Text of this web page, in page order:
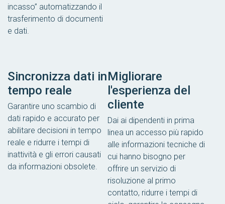
incasso” automatizzando il
trasferimento di documenti
e dati.
Sincronizza dati in
tempo reale
Garantire uno scambio di
dati rapido e accurato per
abilitare decisioni in tempo
reale e ridurre i tempi di
inattività e gli errori causati
da informazioni obsolete.
Migliorare
l'esperienza del
cliente
Dai ai dipendenti in prima
linea un accesso più rapido
alle informazioni tecniche di
cui hanno bisogno per
offrire un servizio di
risoluzione al primo
contatto, ridurre i tempi di